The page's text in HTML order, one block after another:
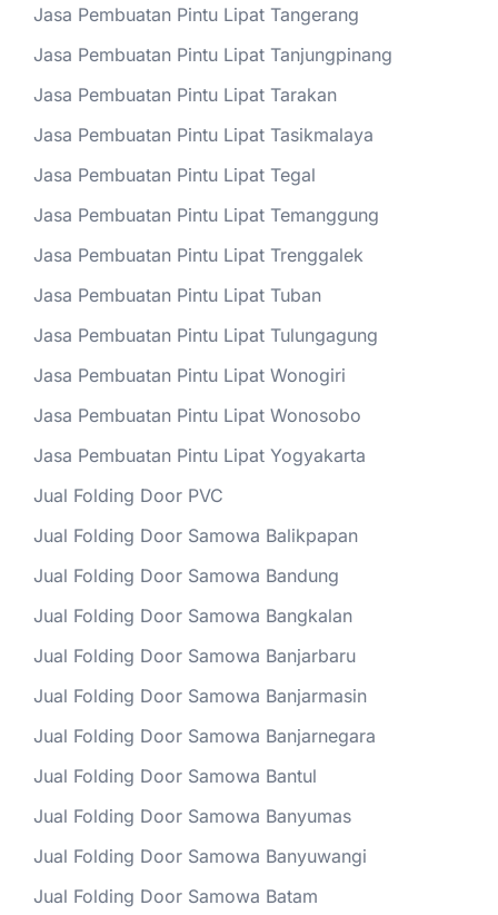
Jasa Pembuatan Pintu Lipat Tangerang
Jasa Pembuatan Pintu Lipat Tanjungpinang
Jasa Pembuatan Pintu Lipat Tarakan
Jasa Pembuatan Pintu Lipat Tasikmalaya
Jasa Pembuatan Pintu Lipat Tegal
Jasa Pembuatan Pintu Lipat Temanggung
Jasa Pembuatan Pintu Lipat Trenggalek
Jasa Pembuatan Pintu Lipat Tuban
Jasa Pembuatan Pintu Lipat Tulungagung
Jasa Pembuatan Pintu Lipat Wonogiri
Jasa Pembuatan Pintu Lipat Wonosobo
Jasa Pembuatan Pintu Lipat Yogyakarta
Jual Folding Door PVC
Jual Folding Door Samowa Balikpapan
Jual Folding Door Samowa Bandung
Jual Folding Door Samowa Bangkalan
Jual Folding Door Samowa Banjarbaru
Jual Folding Door Samowa Banjarmasin
Jual Folding Door Samowa Banjarnegara
Jual Folding Door Samowa Bantul
Jual Folding Door Samowa Banyumas
Jual Folding Door Samowa Banyuwangi
Jual Folding Door Samowa Batam